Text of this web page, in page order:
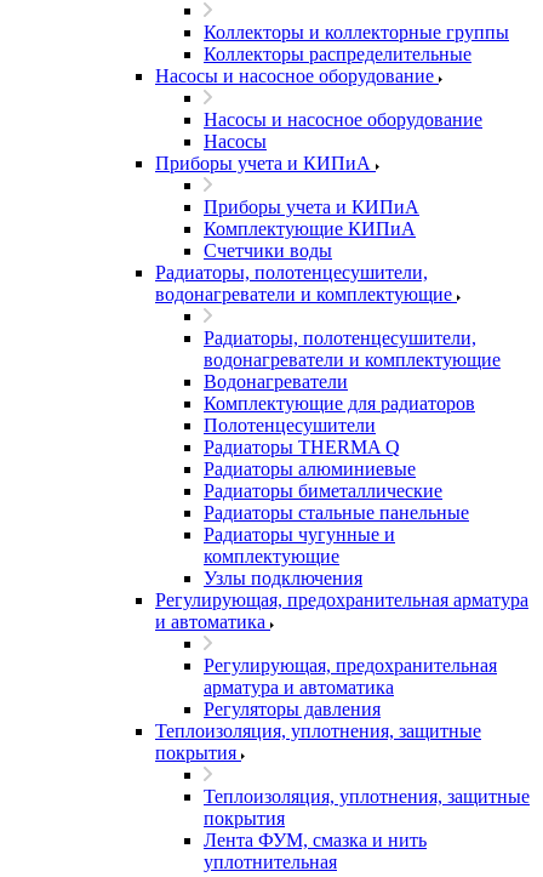
Коллекторы и коллекторные группы
Коллекторы распределительные
Насосы и насосное оборудование
Насосы и насосное оборудование
Насосы
Приборы учета и КИПиА
Приборы учета и КИПиА
Комплектующие КИПиА
Счетчики воды
Радиаторы, полотенцесушители,
водонагреватели и комплектующие
Радиаторы, полотенцесушители,
водонагреватели и комплектующие
Водонагреватели
Комплектующие для радиаторов
Полотенцесушители
Радиаторы THERMA Q
Радиаторы алюминиевые
Радиаторы биметаллические
Радиаторы стальные панельные
Радиаторы чугунные и
комплектующие
Узлы подключения
Регулирующая, предохранительная арматура
и автоматика
Регулирующая, предохранительная
арматура и автоматика
Регуляторы давления
Теплоизоляция, уплотнения, защитные
покрытия
Теплоизоляция, уплотнения, защитные
покрытия
Лента ФУМ, смазка и нить
уплотнительная